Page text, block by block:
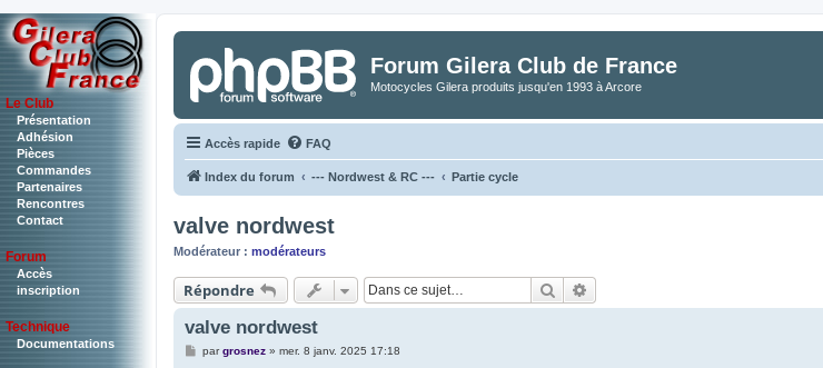
Le Club
Présentation
Adhésion
Pièces
Commandes
Partenaires
Rencontres
Contact
Forum
Accès
inscription
Technique
Documentations
Forum Gilera Club de France
Motocycles Gilera produits jusqu'en 1993 à Arcore
Accès rapide FAQ
Index du forum --- Nordwest & RC --- Partie cycle
valve nordwest
Modérateur : modérateurs
Répondre Rechercher
valve nordwest
Mpargrosnez» mer. 8 janv. 2025 17:18